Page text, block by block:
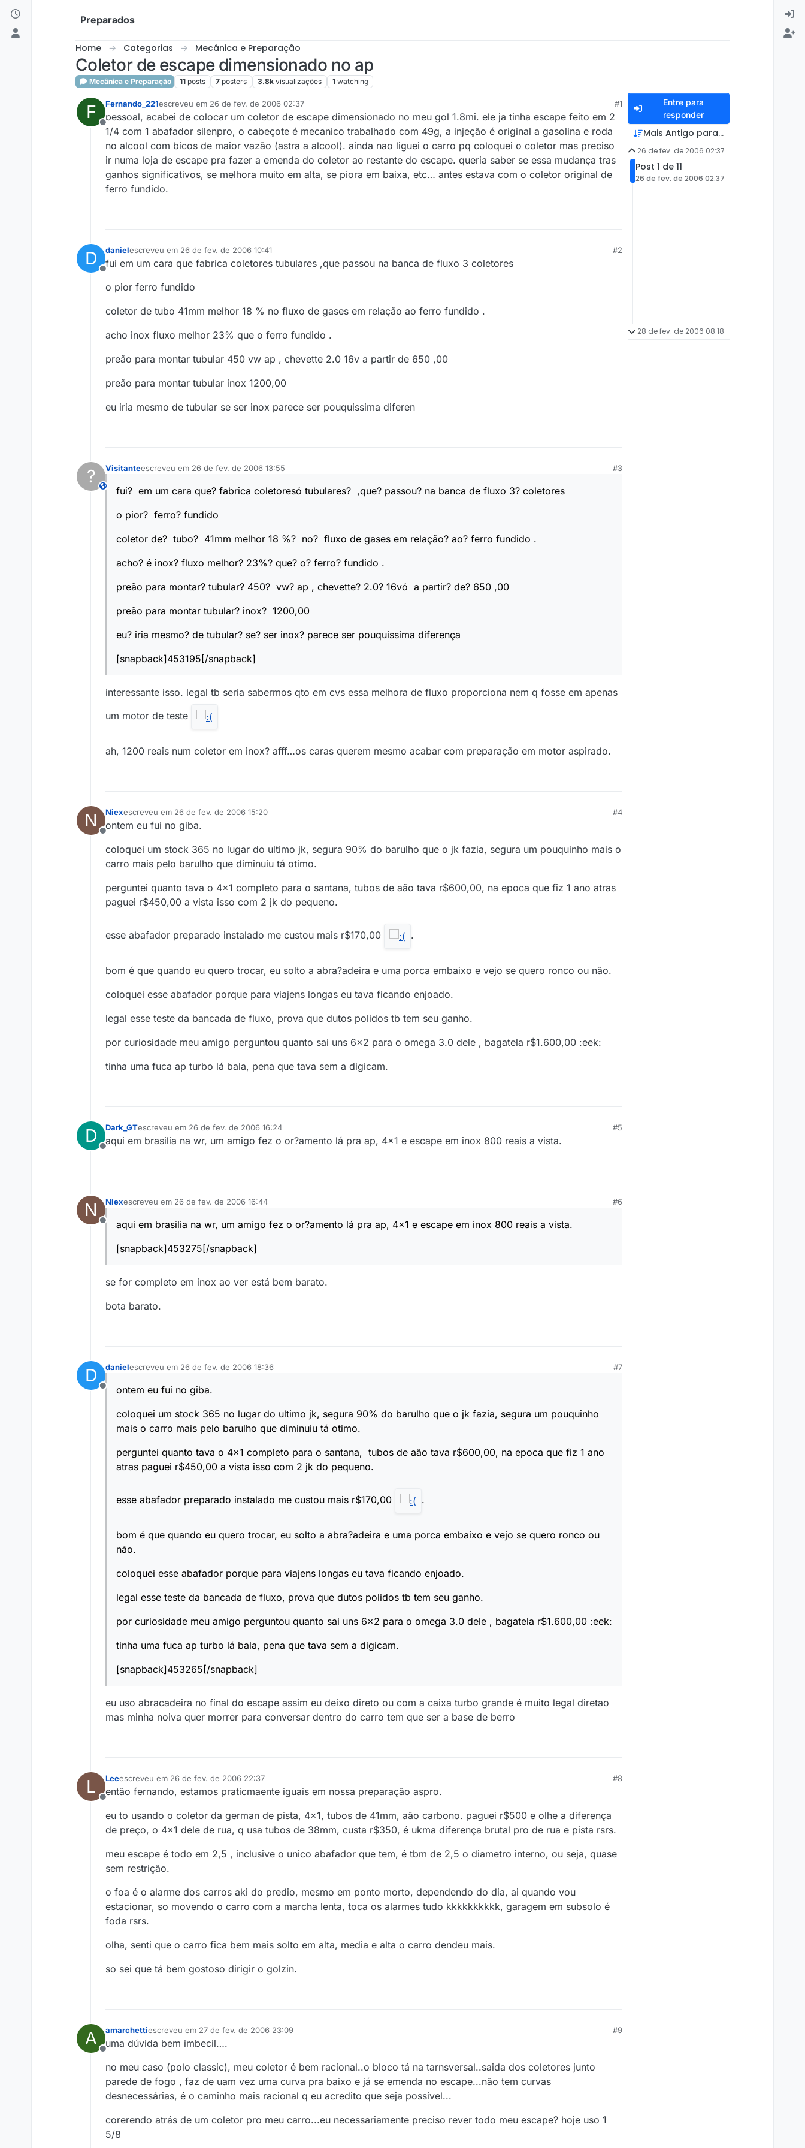
Skip to content
Preparados
Home Categorias Mecânica e Preparação
Coletor de escape dimensionado no ap
Mecânica e Preparação 11 posts 7 posters 3.8k visualizações 1 watching
F
Offline
Fernando_221escreveu em 26 de fev. de 2006 02:37
última edição por
#1
pessoal, acabei de colocar um coletor de escape dimensionado no meu gol 1.8mi. ele ja tinha escape feito em 2
1/4 com 1 abafador silenpro, o cabeçote é mecanico trabalhado com 49g, a injeção é original a gasolina e roda
no alcool com bicos de maior vazão (astra a alcool). ainda nao liguei o carro pq coloquei o coletor mas preciso
ir numa loja de escape pra fazer a emenda do coletor ao restante do escape. queria saber se essa mudança tras
ganhos significativos, se melhora muito em alta, se piora em baixa, etc… antes estava com o coletor original de
ferro fundido.
D
Offline
danielescreveu em 26 de fev. de 2006 10:41
última edição por
#2
fui em um cara que fabrica coletores tubulares ,que passou na banca de fluxo 3 coletores
o pior ferro fundido
coletor de tubo 41mm melhor 18 % no fluxo de gases em relação ao ferro fundido .
acho inox fluxo melhor 23% que o ferro fundido .
preão para montar tubular 450 vw ap , chevette 2.0 16v a partir de 650 ,00
preão para montar tubular inox 1200,00
eu iria mesmo de tubular se ser inox parece ser pouquissima diferen
? This user is from outside of this forum
Visitanteescreveu em 26 de fev. de 2006 13:55
última edição por
#3
fui? em um cara que? fabrica coletoresó tubulares? ,que? passou? na banca de fluxo 3? coletores
o pior? ferro? fundido
coletor de? tubo? 41mm melhor 18 %? no? fluxo de gases em relação? ao? ferro fundido .
acho? é inox? fluxo melhor? 23%? que? o? ferro? fundido .
preão para montar? tubular? 450? vw? ap , chevette? 2.0? 16vó a partir? de? 650 ,00
preão para montar tubular? inox? 1200,00
eu? iria mesmo? de tubular? se? ser inox? parece ser pouquissima diferença
[snapback]453195[/snapback]
interessante isso. legal tb seria sabermos qto em cvs essa melhora de fluxo proporciona nem q fosse em apenas
um motor de teste
ah, 1200 reais num coletor em inox? afff…os caras querem mesmo acabar com preparação em motor aspirado.
N
Offline
Niexescreveu em 26 de fev. de 2006 15:20
última edição por
#4
ontem eu fui no giba.
coloquei um stock 365 no lugar do ultimo jk, segura 90% do barulho que o jk fazia, segura um pouquinho mais o
carro mais pelo barulho que diminuiu tá otimo.
perguntei quanto tava o 4x1 completo para o santana, tubos de aão tava r$600,00, na epoca que fiz 1 ano atras
paguei r$450,00 a vista isso com 2 jk do pequeno.
esse abafador preparado instalado me custou mais r$170,00 .
bom é que quando eu quero trocar, eu solto a abra?adeira e uma porca embaixo e vejo se quero ronco ou não.
coloquei esse abafador porque para viajens longas eu tava ficando enjoado.
legal esse teste da bancada de fluxo, prova que dutos polidos tb tem seu ganho.
por curiosidade meu amigo perguntou quanto sai uns 6x2 para o omega 3.0 dele , bagatela r$1.600,00 :eek:
tinha uma fuca ap turbo lá bala, pena que tava sem a digicam.
D
Offline
Dark_GTescreveu em 26 de fev. de 2006 16:24
última edição por
#5
aqui em brasilia na wr, um amigo fez o or?amento lá pra ap, 4x1 e escape em inox 800 reais a vista.
N
Offline
Niexescreveu em 26 de fev. de 2006 16:44
última edição por
#6
aqui em brasilia na wr, um amigo fez o or?amento lá pra ap, 4x1 e escape em inox 800 reais a vista.
[snapback]453275[/snapback]
se for completo em inox ao ver está bem barato.
bota barato.
D
Offline
danielescreveu em 26 de fev. de 2006 18:36
última edição por
#7
ontem eu fui no giba.
coloquei um stock 365 no lugar do ultimo jk, segura 90% do barulho que o jk fazia, segura um pouquinho
mais o carro mais pelo barulho que diminuiu tá otimo.
perguntei quanto tava o 4x1 completo para o santana, tubos de aão tava r$600,00, na epoca que fiz 1 ano
atras paguei r$450,00 a vista isso com 2 jk do pequeno.
esse abafador preparado instalado me custou mais r$170,00 .
bom é que quando eu quero trocar, eu solto a abra?adeira e uma porca embaixo e vejo se quero ronco ou
não.
coloquei esse abafador porque para viajens longas eu tava ficando enjoado.
legal esse teste da bancada de fluxo, prova que dutos polidos tb tem seu ganho.
por curiosidade meu amigo perguntou quanto sai uns 6x2 para o omega 3.0 dele , bagatela r$1.600,00 :eek:
tinha uma fuca ap turbo lá bala, pena que tava sem a digicam.
[snapback]453265[/snapback]
eu uso abracadeira no final do escape assim eu deixo direto ou com a caixa turbo grande é muito legal diretao
mas minha noiva quer morrer para conversar dentro do carro tem que ser a base de berro
L
Offline
Leeescreveu em 26 de fev. de 2006 22:37
última edição por
#8
então fernando, estamos praticmaente iguais em nossa preparação aspro.
eu to usando o coletor da german de pista, 4x1, tubos de 41mm, aão carbono. paguei r$500 e olhe a diferença
de preço, o 4x1 dele de rua, q usa tubos de 38mm, custa r$350, é ukma diferença brutal pro de rua e pista rsrs.
meu escape é todo em 2,5 , inclusive o unico abafador que tem, é tbm de 2,5 o diametro interno, ou seja, quase
sem restrição.
o foa é o alarme dos carros aki do predio, mesmo em ponto morto, dependendo do dia, ai quando vou
estacionar, so movendo o carro com a marcha lenta, toca os alarmes tudo kkkkkkkkkk, garagem em subsolo é
foda rsrs.
olha, senti que o carro fica bem mais solto em alta, media e alta o carro dendeu mais.
so sei que tá bem gostoso dirigir o golzin.
A
Offline
amarchettiescreveu em 27 de fev. de 2006 23:09
última edição por
#9
uma dúvida bem imbecil….
no meu caso (polo classic), meu coletor é bem racional..o bloco tá na tarnsversal..saida dos coletores junto
parede de fogo , faz de uam vez uma curva pra baixo e já se emenda no escape...não tem curvas
desnecessárias, é o caminho mais racional q eu acredito que seja possível...
corerendo atrás de um coletor pro meu carro...eu necessariamente preciso rever todo meu escape? hoje uso 1
5/8
Entre para
responder
Mais Antigo para Mais Recente
26 de fev. de 2006 02:37
Post 1 de 11
26 de fev. de 2006 02:37
28 de fev. de 2006 08:18